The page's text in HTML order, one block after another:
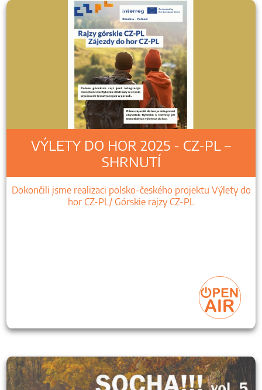
VÝLETY DO HOR 2025 - CZ-PL –
SHRNUTÍ
Dokončili jsme realizaci polsko-českého projektu Výlety do
hor CZ-PL/ Górskie rajzy CZ-PL